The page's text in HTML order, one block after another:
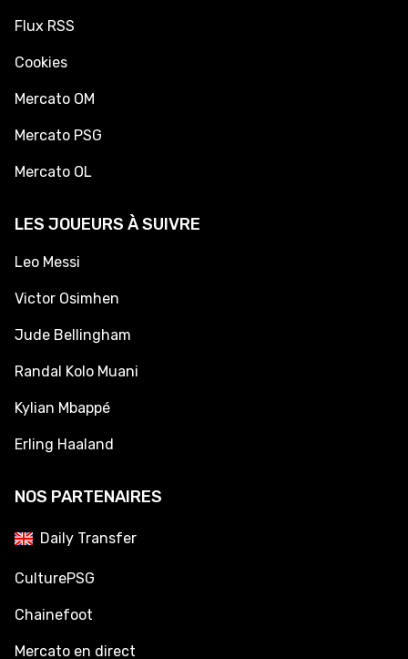
Flux RSS
Cookies
Mercato OM
Mercato PSG
Mercato OL
LES JOUEURS À SUIVRE
Leo Messi
Victor Osimhen
Jude Bellingham
Randal Kolo Muani
Kylian Mbappé
Erling Haaland
NOS PARTENAIRES
Daily Transfer
CulturePSG
Chainefoot
Mercato en direct